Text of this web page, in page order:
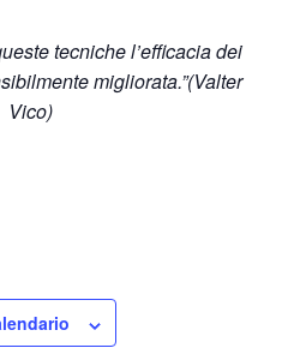
tecniche l’efficacia dei
migliorata.”(Valter
Vico)